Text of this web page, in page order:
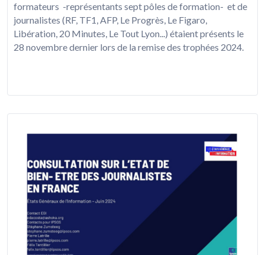
formateurs -représentants sept pôles de formation- et de
journalistes (RF, TF1, AFP, Le Progrès, Le Figaro,
Libération, 20 Minutes, Le Tout Lyon...) étaient présents le
28 novembre dernier lors de la remise des trophées 2024.